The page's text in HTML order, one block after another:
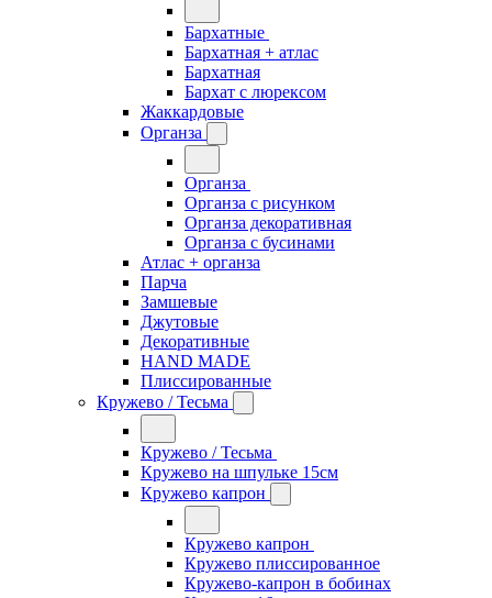
Бархатные
Бархатная + атлас
Бархатная
Бархат с люрексом
Жаккардовые
Органза
Органза
Органза с рисунком
Органза декоративная
Органза с бусинами
Атлас + органза
Парча
Замшевые
Джутовые
Декоративные
HAND MADE
Плиссированные
Кружево / Тесьма
Кружево / Тесьма
Кружево на шпульке 15см
Кружево капрон
Кружево капрон
Кружево плиссированное
Кружево-капрон в бобинах